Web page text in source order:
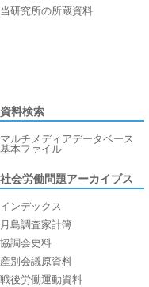
当研究所の所蔵資料
資料検索
マルチメディアデータベース
基本ファイル
社会労働問題アーカイブス
インデックス
月島調査家計簿
協調会史料
産別会議原資料
戦後労働運動資料